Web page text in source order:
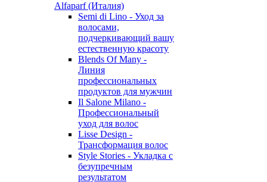
Alfaparf (Италия)
Semi di Lino - Уход за
волосами,
подчеркивающий вашу
естественную красоту
Blends Of Many -
Линия
профессиональных
продуктов для мужчин
Il Salone Milano -
Профессиональный
уход для волос
Lisse Design -
Трансформация волос
Style Stories - Укладка с
безупречным
результатом